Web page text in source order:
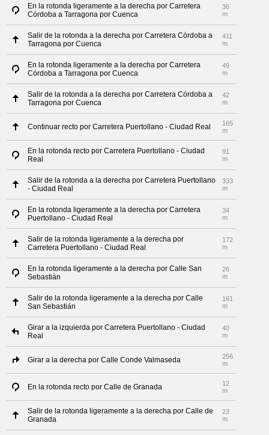
En la rotonda ligeramente a la derecha por Carretera
Córdoba a Tarragona por Cuenca
36
m
Salir de la rotonda a la derecha por Carretera Córdoba a
Tarragona por Cuenca
411
m
En la rotonda ligeramente a la derecha por Carretera
Córdoba a Tarragona por Cuenca
49
m
Salir de la rotonda a la derecha por Carretera Córdoba a
Tarragona por Cuenca
42
m
Continuar recto por Carretera Puertollano - Ciudad Real
165
m
En la rotonda recto por Carretera Puertollano - Ciudad
Real
91
m
Salir de la rotonda a la derecha por Carretera Puertollano
- Ciudad Real
333
m
En la rotonda ligeramente a la derecha por Carretera
Puertollano - Ciudad Real
34
m
Salir de la rotonda ligeramente a la derecha por
Carretera Puertollano - Ciudad Real
172
m
En la rotonda ligeramente a la derecha por Calle San
Sebastián
26
m
Salir de la rotonda ligeramente a la derecha por Calle
San Sebastián
161
m
Girar a la izquierda por Carretera Puertollano - Ciudad
Real
40
m
Girar a la derecha por Calle Conde Valmaseda
256
m
En la rotonda recto por Calle de Granada
12
m
Salir de la rotonda ligeramente a la derecha por Calle de
Granada
23
m